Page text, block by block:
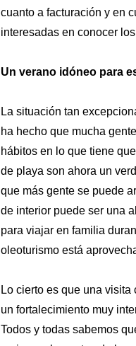
cuanto a facturación y en
interesadas en conocer
Un verano idóneo para
La situación tan
ha hecho que mucha
hábitos en lo que tiene
de playa son ahora un
que más gente se puede
de interior puede ser una
para viajar en familia
oleoturismo está
Lo cierto es que una
un fortalecimiento muy
Todos y todas sabemos